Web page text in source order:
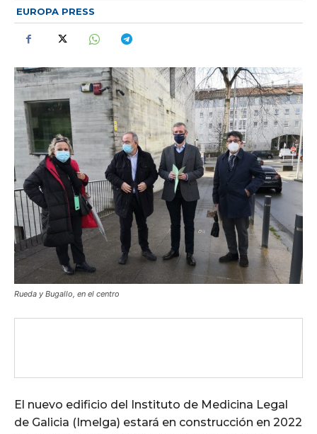
EUROPA PRESS
Rueda y Bugallo, en el centro
El nuevo edificio del Instituto de Medicina Legal
de Galicia (Imelga) estará en construcción en 2022